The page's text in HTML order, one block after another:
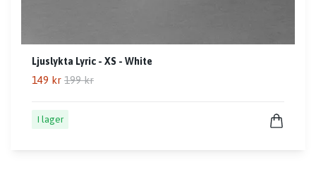
Ljuslykta Lyric - XS - White
149 kr 199 kr
I lager